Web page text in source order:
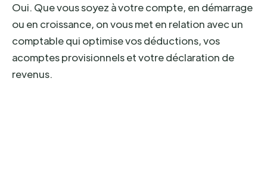
Oui. Que vous soyez à votre compte, en démarrage
ou en croissance, on vous met en relation avec un
comptable qui optimise vos déductions, vos
acomptes provisionnels et votre déclaration de
revenus.